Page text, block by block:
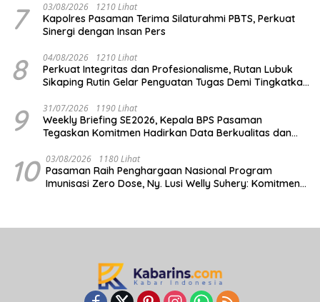
7 03/08/2026 1210 Lihat
Kapolres Pasaman Terima Silaturahmi PBTS, Perkuat
Sinergi dengan Insan Pers
8 04/08/2026 1210 Lihat
Perkuat Integritas dan Profesionalisme, Rutan Lubuk
Sikaping Rutin Gelar Penguatan Tugas Demi Tingkatkan
9 31/07/2026 1190 Lihat
Weekly Briefing SE2026, Kepala BPS Pasaman
Tegaskan Komitmen Hadirkan Data Berkualitas dan
10 03/08/2026 1180 Lihat
Pasaman Raih Penghargaan Nasional Program
Imunisasi Zero Dose, Ny. Lusi Welly Suhery: Komitmen